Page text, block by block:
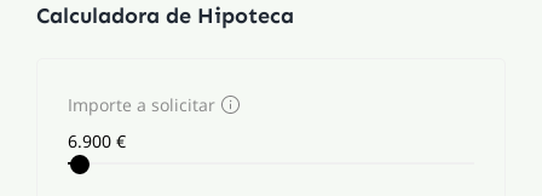
Calculadora de Hipoteca
Importe a solicitar